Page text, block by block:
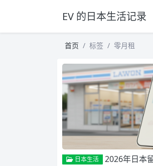
EV 的日本生活记录
首页 标签 零月租
日本生活 2026年日本留学生